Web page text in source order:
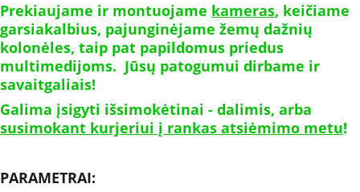
Prekiaujame ir montuojame kameras, keičiame
garsiakalbius, pajunginėjame žemų dažnių
kolonėles, taip pat papildomus priedus
multimedijoms.  Jūsų patogumui dirbame ir
savaitgaliais!
Galima įsigyti išsimokėtinai - dalimis, arba
susimokant kurjeriui į rankas atsiėmimo metu!
PARAMETRAI: